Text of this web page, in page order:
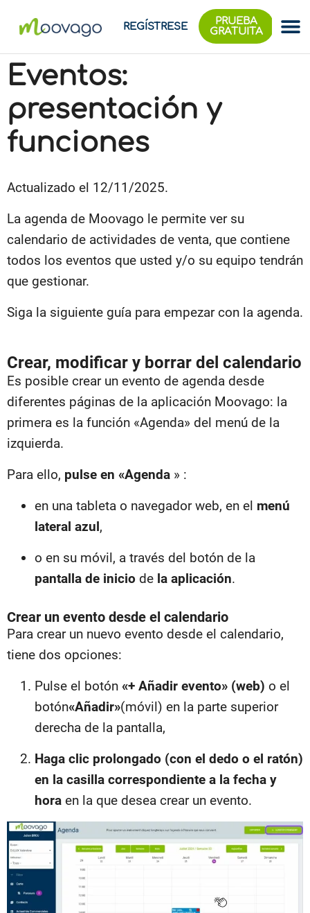
REGÍSTRESE
PRUEBA
GRATUITA
Eventos:
presentación y
funciones
Actualizado el 12/11/2025.
La agenda de Moovago le permite ver su
calendario de actividades de venta, que contiene
todos los eventos que usted y/o su equipo tendrán
que gestionar.
Siga la siguiente guía para empezar con la agenda.
Crear, modificar y borrar del calendario
Es posible crear un evento de agenda desde
diferentes páginas de la aplicación Moovago: la
primera es la función «Agenda» del menú de la
izquierda.
Para ello, pulse en «Agenda » :
en una tableta o navegador web, en el menú
lateral azul,
o en su móvil, a través del botón de la
pantalla de inicio de la aplicación.
Crear un evento desde el calendario
Para crear un nuevo evento desde el calendario,
tiene dos opciones:
Pulse el botón «+ Añadir evento» (web) o el
botón«Añadir»(móvil) en la parte superior
derecha de la pantalla,
Haga clic prolongado (con el dedo o el ratón)
en la casilla correspondiente a la fecha y
hora en la que desea crear un evento.